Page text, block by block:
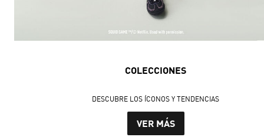
COLECCIONES
DESCUBRE LOS ÍCONOS Y TENDENCIAS
VER MÁS